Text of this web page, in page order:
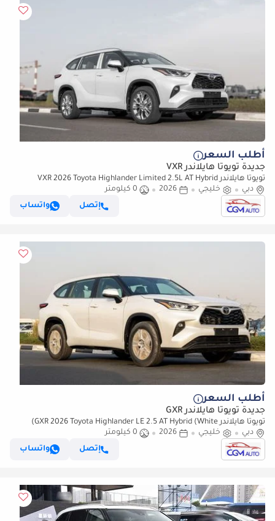
أطلب السعر
جديدة تويوتا هايلاندر VXR
تويوتا هايلاندر VXR 2026 Toyota Highlander Limited 2.5L AT Hybrid
(White-Grey)
دبي خليجي 2026
0 كيلومتر
إتصل
واتساب
أطلب السعر
جديدة تويوتا هايلاندر GXR
تويوتا هايلاندر GXR 2026 Toyota Highlander LE 2.5 AT Hybrid (White)
دبي
خليجي 2026
0 كيلومتر
إتصل
واتساب